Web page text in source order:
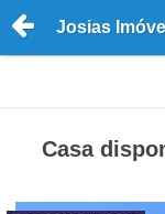
Josias
Casa